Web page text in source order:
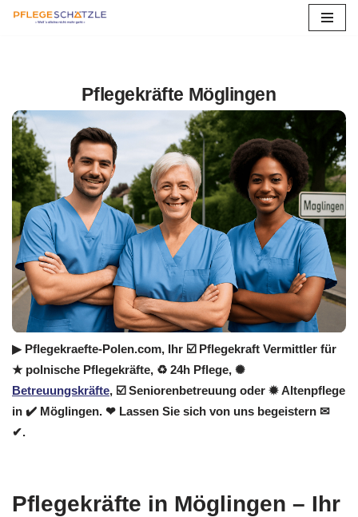
Pflegekräfte Möglingen
▶︎ Pflegekraefte-Polen.com, Ihr ☑️ Pflegekraft Vermittler für
★ polnische Pflegekräfte, ♻ 24h Pflege, ✺
Betreuungskräfte, ☑️ Seniorenbetreuung oder ✹ Altenpflege
in ✔️ Möglingen. ❤ Lassen Sie sich von uns begeistern ✉
✔.
Pflegekräfte in Möglingen – Ihr